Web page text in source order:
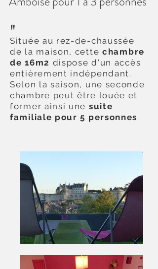
"
Située au rez-de-chaussée
de la maison, cette chambre
de 16m2 dispose d'un accès
entièrement indépendant.
Selon la saison, une seconde
chambre peut être louée et
former ainsi une suite
familiale pour 5 personnes.